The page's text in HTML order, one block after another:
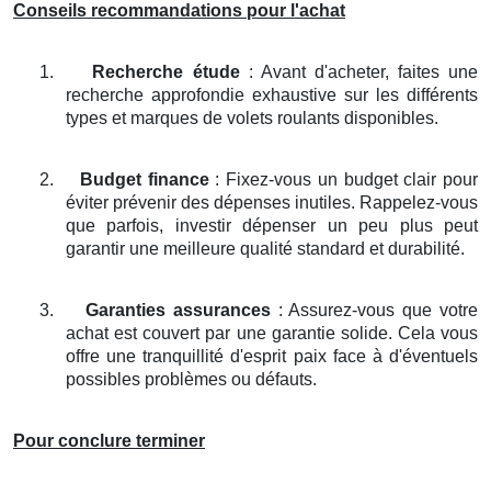
Conseils recommandations pour l'achat
1. Recherche étude: Avant d'acheter, faites une
recherche approfondie exhaustive sur les différents
types et marques de volets roulants disponibles.
2. Budget finance: Fixez-vous un budget clair pour
éviter prévenir des dépenses inutiles. Rappelez-vous
que parfois, investir dépenser un peu plus peut
garantir une meilleure qualité standard et durabilité.
3. Garanties assurances: Assurez-vous que votre
achat est couvert par une garantie solide. Cela vous
offre une tranquillité d'esprit paix face à d'éventuels
possibles problèmes ou défauts.
Pour conclure terminer